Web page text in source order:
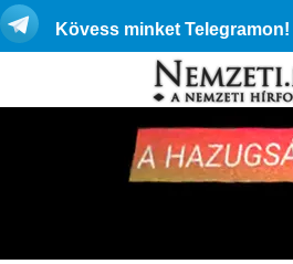
Kövess minket Telegramon!